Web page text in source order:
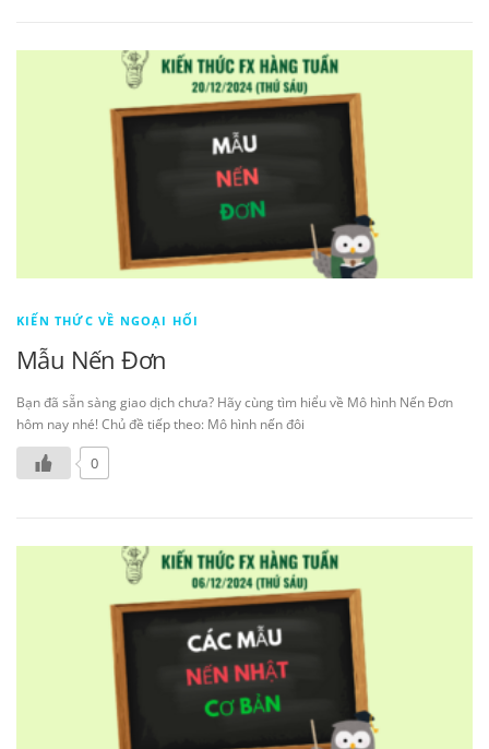
KIẾN THỨC VỀ NGOẠI HỐI
Mẫu Nến Đơn
Bạn đã sẵn sàng giao dịch chưa? Hãy cùng tìm hiểu về Mô hình Nến Đơn
hôm nay nhé! Chủ đề tiếp theo: Mô hình nến đôi
0